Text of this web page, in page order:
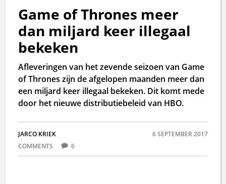
Game of Thrones meer
dan miljard keer illegaal
bekeken
Afleveringen van het zevende seizoen van Game
of Thrones zijn de afgelopen maanden meer dan
een miljard keer illegaal bekeken. Dit komt mede
door het nieuwe distributiebeleid van HBO.
JARCO KRIEK
6 SEPTEMBER 2017
COMMENTS
6